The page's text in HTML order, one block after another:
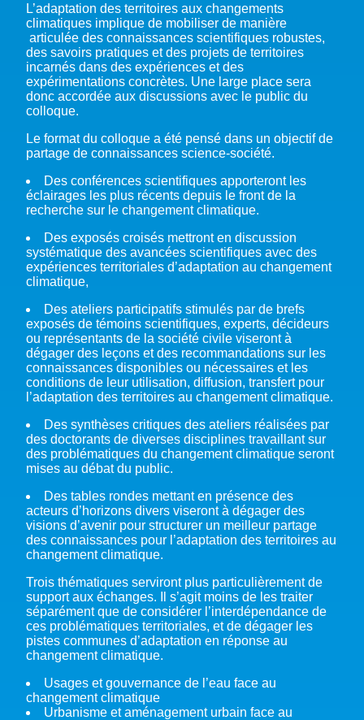
L’adaptation des territoires aux changements
climatiques implique de mobiliser de manière
articulée des connaissances scientifiques robustes,
des savoirs pratiques et des projets de territoires
incarnés dans des expériences et des
expérimentations concrètes. Une large place sera
donc accordée aux discussions avec le public du
colloque.
Le format du colloque a été pensé dans un objectif de
partage de connaissances science-société.
Des conférences scientifiques apporteront les
éclairages les plus récents depuis le front de la
recherche sur le changement climatique.
Des exposés croisés mettront en discussion
systématique des avancées scientifiques avec des
expériences territoriales d’adaptation au changement
climatique,
Des ateliers participatifs stimulés par de brefs
exposés de témoins scientifiques, experts, décideurs
ou représentants de la société civile viseront à
dégager des leçons et des recommandations sur les
connaissances disponibles ou nécessaires et les
conditions de leur utilisation, diffusion, transfert pour
l’adaptation des territoires au changement climatique.
Des synthèses critiques des ateliers réalisées par
des doctorants de diverses disciplines travaillant sur
des problématiques du changement climatique seront
mises au débat du public.
Des tables rondes mettant en présence des
acteurs d’horizons divers viseront à dégager des
visions d’avenir pour structurer un meilleur partage
des connaissances pour l’adaptation des territoires au
changement climatique.
Trois thématiques serviront plus particulièrement de
support aux échanges. Il s’agit moins de les traiter
séparément que de considérer l’interdépendance de
ces problématiques territoriales, et de dégager les
pistes communes d’adaptation en réponse au
changement climatique.
Usages et gouvernance de l’eau face au
changement climatique
Urbanisme et aménagement urbain face au